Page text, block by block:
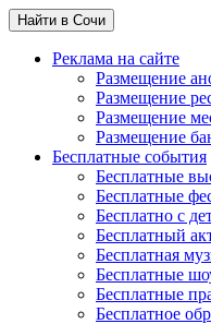
Найти в Сочи
Реклама на сайте
Размещение
Размещение
Размещение
Размещение
Бесплатные события
Бесплатные
Бесплатные
Бесплатно с
Бесплатный
Бесплатная
Бесплатные
Бесплатные
Бесплатное